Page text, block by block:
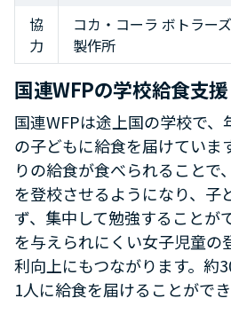
協
力
コカ・コーラ ボトラー
製作所
国連WFPの学校給食支援
国連WFPは途上国の学校で、
の子どもに給食を届けていま
りの給食が食べられることで
を登校させるようになり、子
ず、集中して勉強することが
を与えられにくい女子児童の
利向上にもつながります。約
1人に給食を届けることができ